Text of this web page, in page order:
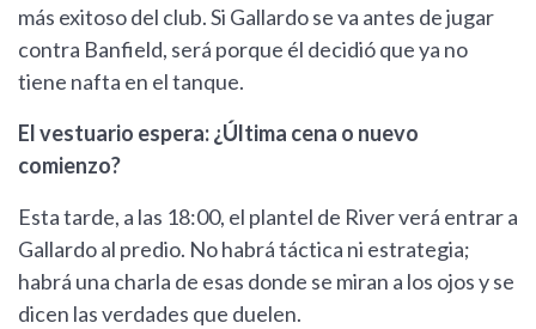
más exitoso del club. Si Gallardo se va antes de jugar
contra Banfield, será porque él decidió que ya no
tiene nafta en el tanque.
El vestuario espera: ¿Última cena o nuevo
comienzo?
Esta tarde, a las 18:00, el plantel de River verá entrar a
Gallardo al predio. No habrá táctica ni estrategia;
habrá una charla de esas donde se miran a los ojos y se
dicen las verdades que duelen.